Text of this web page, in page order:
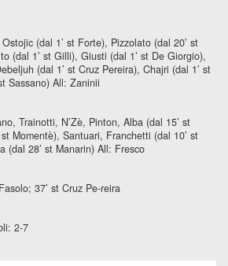
(dal 1’ st Forte), Pizzolato (dal 20’ st
(dal 1’ st Gilli), Giusti (dal 1’ st De Giorgio),
(dal 1’ st Cruz Pereira), Chajri (dal 1’ st
Sassano) All: Zaninii
Trainotti, N’Zè, Pinton, Alba (dal 15’ st
Momentè), Santuari, Franchetti (dal 10’ st
(dal 28’ st Manarin) All: Fresco
37’ st Cruz Pe-reira
2-7